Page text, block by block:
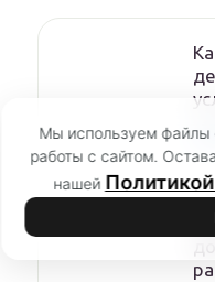
Мы используем файлы
работы с сайтом.
нашей